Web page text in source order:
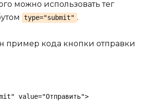
можно использовать тег
type="submit" .
пример кода кнопки отправки